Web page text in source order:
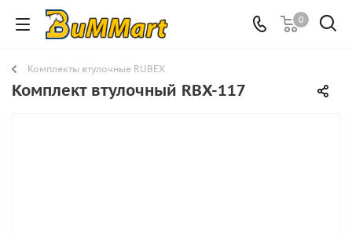
0
Комплекты втулочные RUBEX
Комплект втулочный RBX-117